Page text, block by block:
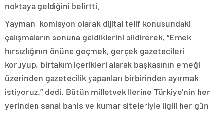
noktaya geldiğini belirtti.
Yayman, komisyon olarak dijital telif konusundaki
çalışmaların sonuna geldiklerini bildirerek, “Emek
hırsızlığının önüne geçmek, gerçek gazetecileri
koruyup, birtakım içerikleri alarak başkasının emeği
üzerinden gazetecilik yapanları birbirinden ayırmak
istiyoruz.” dedi. Bütün milletvekillerine Türkiye’nin her
yerinden sanal bahis ve kumar siteleriyle ilgili her gün